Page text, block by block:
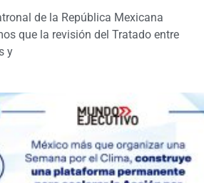
de la República Mexicana
que la revisión del Tratado entre
y